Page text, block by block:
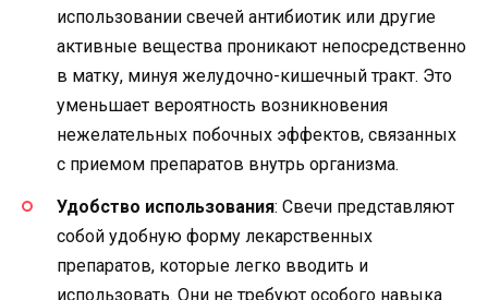
использовании свечей антибиотик или другие
активные вещества проникают непосредственно
в матку, минуя желудочно-кишечный тракт. Это
уменьшает вероятность возникновения
нежелательных побочных эффектов, связанных
с приемом препаратов внутрь организма.
Удобство использования: Свечи представляют
собой удобную форму лекарственных
препаратов, которые легко вводить и
использовать. Они не требуют особого навыка